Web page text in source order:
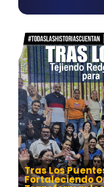
Tras Los
Fortaleciendo